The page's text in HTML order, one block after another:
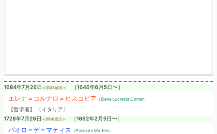
1684年7月26日 ≪満38歳没≫ ［1646年6月5日〜］
エレナ＝コルナロ＝ピスコピア （Elena Lucrezia Corner）
【哲学者】 〔イタリア〕
1728年7月26日 ≪満66歳没≫ ［1662年2月9日〜］
パオロ＝デ＝マティス （Paolo de Matteis）